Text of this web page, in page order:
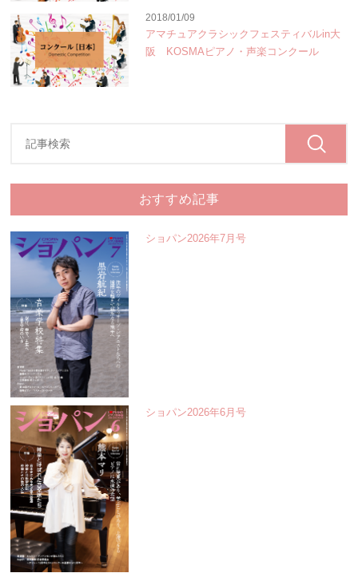
2018/01/09
アマチュアクラシックフェスティバルin大
阪 KOSMAピアノ・声楽コンクール
おすすめ記事
ショパン2026年7月号
ショパン2026年6月号